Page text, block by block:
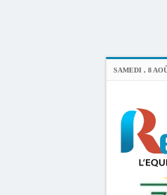
SAMEDI , 8